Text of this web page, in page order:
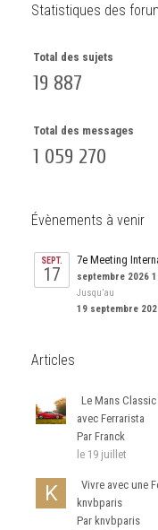
Statistiques des
Total des sujets
19 887
Total des messages
1 059 270
Évènements à venir
SEPT.
17
7e Meeting
septembre 2026
Jusqu’au
19 septembre
Articles
Le Mans
avec Ferrarista
Par Franck
le 19 juillet
Vivre avec une
knvbparis
Par knvbparis